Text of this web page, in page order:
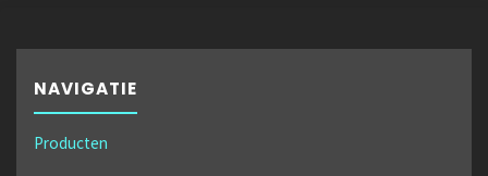
NAVIGATIE
Producten